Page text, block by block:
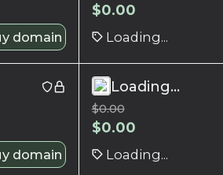
domain
$0.00
Loading...
domain
Loading...
$0.00
$0.00
Loading...